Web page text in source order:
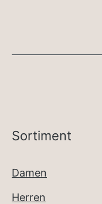
Sortiment
Damen
Herren